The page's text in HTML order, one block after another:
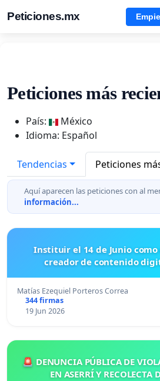
Peticiones.mx
Peticiones más
País:
México
Idioma: Español
Tendencias Peticiones
Aquí aparecen las peticiones con al
información...
Instituir el 14 de Junio
creador de contenido
Matías Ezequiel Porteros Correa
344 firmas
19 Jun 2026
🚨 DENUNCIA PÚBLICA DE
EN ASERRÍ Y RECOLECTA